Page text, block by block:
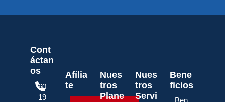
Cont
áctan
os
60
19
Afília
te
Nues
tros
Plane
Nues
tros
Servi
Bene
ficios
Ben